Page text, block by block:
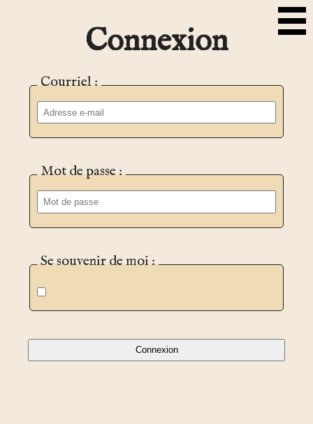
Connexion
Courriel :
Mot de passe :
Se souvenir de moi :